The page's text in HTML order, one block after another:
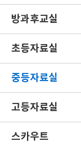
방과후교실
초등자료실
중등자료실
고등자료실
스카우트